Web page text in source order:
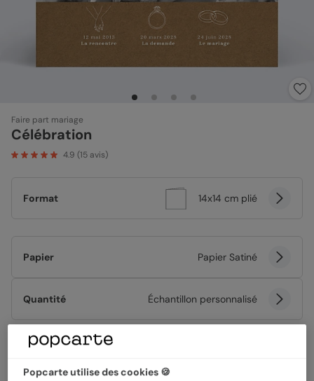
Faire part mariage
Célébration
4.9 (15 avis)
Format 14x14 cm plié
Papier Papier Satiné
Quantité Échantillon personnalisé
Enveloppe blanche offerte
Popcarte utilise des cookies 🍪